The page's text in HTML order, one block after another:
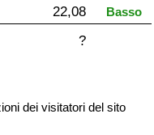
22,08 Basso
?
dei visitatori del sito